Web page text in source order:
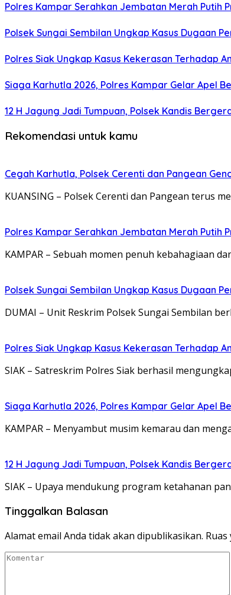
Polres Kampar Serahkan Jembatan Merah Putih
Polsek Sungai Sembilan Ungkap Kasus Dugaan
Polres Siak Ungkap Kasus Kekerasan Terhadap
Siaga Karhutla 2026, Polres Kampar Gelar Apel
12 H Jagung Jadi Tumpuan, Polsek Kandis
Rekomendasi untuk kamu
Cegah Karhutla, Polsek Cerenti dan Pangean
KUANSING – Polsek Cerenti dan Pangean terus
Polres Kampar Serahkan Jembatan Merah Putih
KAMPAR – Sebuah momen penuh kebahagiaan
Polsek Sungai Sembilan Ungkap Kasus Dugaan
DUMAI – Unit Reskrim Polsek Sungai Sembilan
Polres Siak Ungkap Kasus Kekerasan Terhadap
SIAK – Satreskrim Polres Siak berhasil
Siaga Karhutla 2026, Polres Kampar Gelar Apel
KAMPAR – Menyambut musim kemarau dan
12 H Jagung Jadi Tumpuan, Polsek Kandis
SIAK – Upaya mendukung program ketahanan
Tinggalkan Balasan
Alamat email Anda tidak akan dipublikasikan.